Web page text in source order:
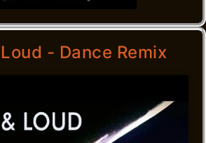
- Dance Remix